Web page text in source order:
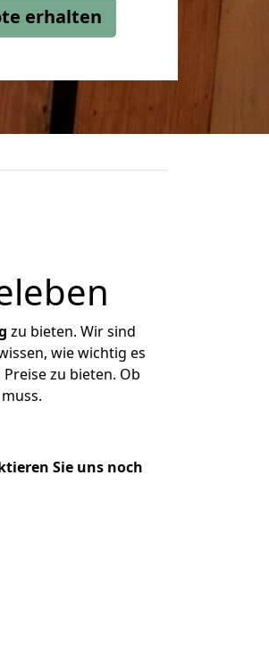
erhalten
zu bieten. Wir sind
wie wichtig es
zu bieten. Ob
Sie uns noch